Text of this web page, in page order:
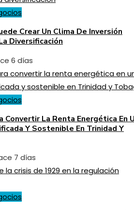
Crear Un Clima De Inversión
Diversificación
6 días
Convertir La Renta Energética En
Y Sostenible En Trinidad Y
7 días